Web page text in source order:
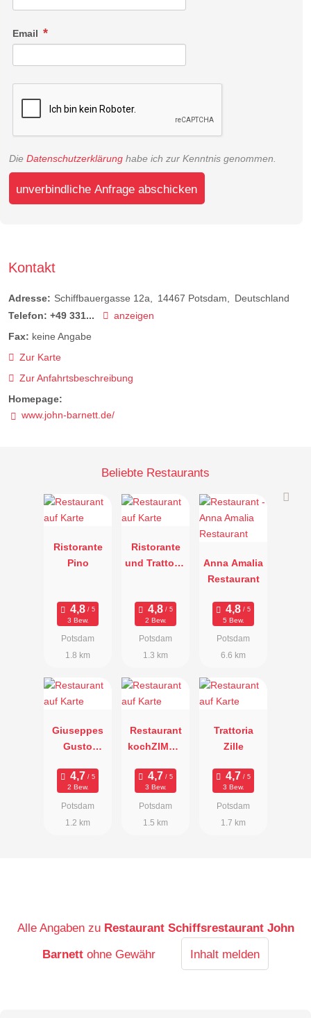
Email
Die Datenschutzerklärung habe ich zur Kenntnis genommen.
unverbindliche Anfrage abschicken
Kontakt
Adresse: Schiffbauergasse 12a 14467 Potsdam
Deutschland
Telefon: +49 331...
anzeigen
Fax: keine Angabe
Zur Karte
Zur Anfahrtsbeschreibung
Homepage:
www.john-barnett.de/
Beliebte Restaurants
Ristorante
Pino
3 Bew.
Potsdam
1.8 km
Ristorante
und Trattoria
2 Bew.
Potsdam
1.3 km
Anna Amalia
Restaurant
5 Bew.
Potsdam
6.6 km
Giuseppes
Gusto
2 Bew.
Potsdam
1.2 km
Restaurant
kochZIMME
3 Bew.
Potsdam
1.5 km
Trattoria
Zille
3 Bew.
Potsdam
1.7 km
Alle Angaben zu Restaurant Schiffsrestaurant John
Barnett ohne Gewähr Inhalt melden